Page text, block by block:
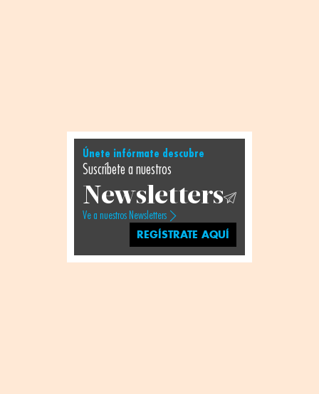
Únete infórmate descubre
Suscríbete a nuestros
Newsletters
Ve a nuestros Newsletters
REGÍSTRATE AQUÍ